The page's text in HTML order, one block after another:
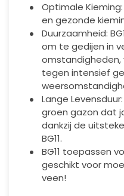
Optimale
en gezonde
Duurzaamheid:
om te gedijen in
omstandigheden,
tegen intensief
Lange
groen gazon dat
dankzij de
BG11.
BG11 toepassen
geschikt voor
veen!